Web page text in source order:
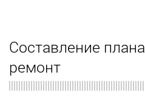
Составление плана
ремонт